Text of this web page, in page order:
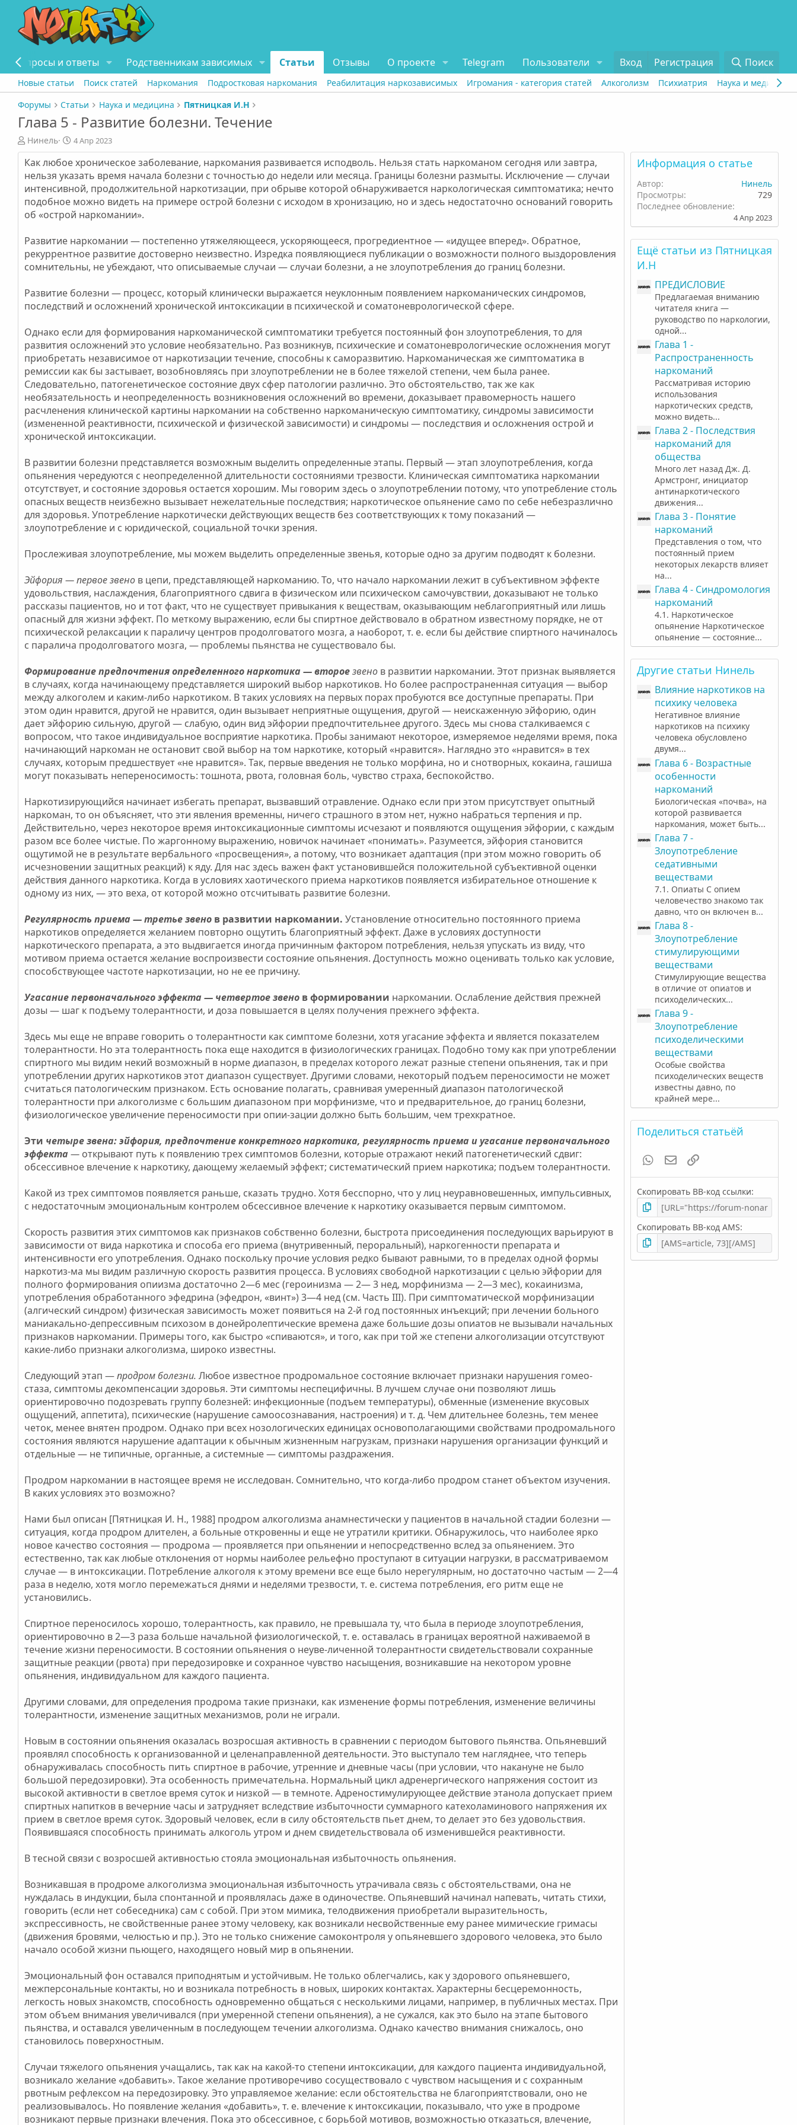
Вопросы и ответы Родственникам зависимых Статьи Отзывы О проекте Telegram Пользователи Вход Регистрация Поиск
Новые статьи Поиск статей Наркомания Подростковая наркомания Реабилитация наркозависимых Игромания - категория статей Алкоголизм Психиатрия
Наука и медицина
Форумы
Статьи Наука и медицина Пятницкая И.Н
Глава 5 - Развитие болезни. Течение
А
в
т
о
р
Нинель
Д
а
т
а
п
у
б
л
к
а
ц
4 Апр 2023
Как любое хроническое заболевание, наркомания развивается исподволь. Нельзя стать наркоманом сегодня или завтра,
нельзя указать время начала болезни с точностью до недели или месяца. Границы болезни размыты. Исключение — случаи
интенсивной, продолжительной наркотизации, при обрыве которой обнаруживается наркологическая симптоматика; нечто
подобное можно видеть на примере острой болезни с исходом в хронизацию, но и здесь недостаточно оснований говорить
об «острой наркомании».
Развитие наркомании — постепенно утяжеляющееся, ускоряющееся, прогредиентное — «идущее вперед». Обратное,
рекуррентное развитие достоверно неизвестно. Изредка появляющиеся публикации о возможности полного выздоровления
сомнительны, не убеждают, что описываемые случаи — случаи болезни, а не злоупотребления до границ болезни.
Развитие болезни — процесс, который клинически выражается неуклонным появлением наркоманических синдромов,
последствий и осложнений хронической интоксикации в психической и соматоневрологической сфере.
Однако если для формирования наркоманической симптоматики требуется постоянный фон злоупотребления, то для
развития осложнений это условие необязательно. Раз возникнув, психические и соматоневрологические осложнения могут
приобретать независимое от наркотизации течение, способны к саморазвитию. Наркоманическая же симптоматика в
ремиссии как бы застывает, возобновляясь при злоупотреблении не в более тяжелой степени, чем была ранее.
Следовательно, патогенетическое состояние двух сфер патологии различно. Это обстоятельство, так же как
необязательность и неопределенность возникновения осложнений во времени, доказывает правомерность нашего
расчленения клинической картины наркомании на собственно наркоманическую симптоматику, синдромы зависимости
(измененной реактивности, психической и физической зависимости) и синдромы — последствия и осложнения острой и
хронической интоксикации.
В развитии болезни представляется возможным выделить определенные этапы. Первый — этап злоупотребления, когда
опьянения чередуются с неопределенной длительности состояниями трезвости. Клиническая симптоматика наркомании
отсутствует, и состояние здоровья остается хорошим. Мы говорим здесь о злоупотреблении потому, что употребление столь
опасных веществ неизбежно вызывает нежелательные последствия; наркотическое опьянение само по себе небезразлично
для здоровья. Употребление наркотически действующих веществ без соответствующих к тому показаний —
злоупотребление и с юридической, социальной точки зрения.
Прослеживая злоупотребление, мы можем выделить определенные звенья, которые одно за другим подводят к болезни.
Эйфория — первое звено в цепи, представляющей наркоманию. То, что начало наркомании лежит в субъективном эффекте
удовольствия, наслаждения, благоприятного сдвига в физическом или психическом самочувствии, доказывают не только
рассказы пациентов, но и тот факт, что не существует привыкания к веществам, оказывающим неблагоприятный или лишь
опасный для жизни эффект. По меткому выражению, если бы спиртное действовало в обратном известному порядке, не от
психической релаксации к параличу центров продолговатого мозга, а наоборот, т. е. если бы действие спиртного начиналось
с паралича продолговатого мозга, — проблемы пьянства не существовало бы.
Формирование предпочтения определенного наркотика — второезвено в развитии наркомании. Этот признак выявляется
в случаях, когда начинающему представляется широкий выбор наркотиков. Но более распространенная ситуация — выбор
между алкоголем и каким-либо наркотиком. В таких условиях на первых порах пробуются все доступные препараты. При
этом один нравится, другой не нравится, один вызывает неприятные ощущения, другой — неискаженную эйфорию, один
дает эйфорию сильную, другой — слабую, один вид эйфории предпочтительнее другого. Здесь мы снова сталкиваемся с
вопросом, что такое индивидуальное восприятие наркотика. Пробы занимают некоторое, измеряемое неделями время, пока
начинающий наркоман не остановит свой выбор на том наркотике, который «нравится». Наглядно это «нравится» в тех
случаях, которым предшествует «не нравится». Так, первые введения не только морфина, но и снотворных, кокаина, гашиша
могут показывать непереносимость: тошнота, рвота, головная боль, чувство страха, беспокойство.
Наркотизирующийся начинает избегать препарат, вызвавший отравление. Однако если при этом присутствует опытный
наркоман, то он объясняет, что эти явления временны, ничего страшного в этом нет, нужно набраться терпения и пр.
Действительно, через некоторое время интоксикационные симптомы исчезают и появляются ощущения эйфории, с каждым
разом все более чистые. По жаргонному выражению, новичок начинает «понимать». Разумеется, эйфория становится
ощутимой не в результате вербального «просвещения», а потому, что возникает адаптация (при этом можно говорить об
исчезновении защитных реакций) к яду. Для нас здесь важен факт установившейся положительной субъективной оценки
действия данного наркотика. Когда в условиях хаотического приема наркотиков появляется избирательное отношение к
одному из них, — это веха, от которой можно отсчитывать развитие болезни.
Регулярность приема — третье звено в развитии наркомании.Установление относительно постоянного приема
наркотиков определяется желанием повторно ощутить благоприятный эффект. Даже в условиях доступности
наркотического препарата, а это выдвигается иногда причинным фактором потребления, нельзя упускать из виду, что
мотивом приема остается желание воспроизвести состояние опьянения. Доступность можно оценивать только как условие,
способствующее частоте наркотизации, но не ее причину.
Угасание первоначального эффекта — четвертое звено в формировании наркомании. Ослабление действия прежней
дозы — шаг к подъему толерантности, и доза повышается в целях получения прежнего эффекта.
Здесь мы еще не вправе говорить о толерантности как симптоме болезни, хотя угасание эффекта и является показателем
толерантности. Но эта толерантность пока еще находится в физиологических границах. Подобно тому как при употреблении
спиртного мы видим некий возможный в норме диапазон, в пределах которого лежат разные степени опьянения, так и при
употреблении других наркотиков этот диапазон существует. Другими словами, некоторый подъем переносимости не может
считаться патологическим признаком. Есть основание полагать, сравнивая умеренный диапазон патологической
толерантности при алкоголизме с большим диапазоном при морфинизме, что и предварительное, до границ болезни,
физиологическое увеличение переносимости при опии-зации должно быть большим, чем трехкратное.
Эти четыре звена: эйфория, предпочтение конкретного наркотика, регулярность приема и угасание первоначального
эффекта— открывают путь к появлению трех симптомов болезни, которые отражают некий патогенетический сдвиг:
обсессивное влечение к наркотику, дающему желаемый эффект; систематический прием наркотика; подъем толерантности.
Какой из трех симптомов появляется раньше, сказать трудно. Хотя бесспорно, что у лиц неуравновешенных, импульсивных,
с недостаточным эмоциональным контролем обсессивное влечение к наркотику оказывается первым симптомом.
Скорость развития этих симптомов как признаков собственно болезни, быстрота присоединения последующих варьируют в
зависимости от вида наркотика и способа его приема (внутривенный, пероральный), наркогенности препарата и
интенсивности его употребления. Однако поскольку прочие условия редко бывают равными, то в пределах одной формы
наркотиз-ма мы видим различную скорость развития процесса. В условиях свободной наркотизации с целью эйфории для
полного формирования опиизма достаточно 2—6 мес (героинизма — 2— 3 нед, морфинизма — 2—3 мес), кокаинизма,
употребления обработанного эфедрина (эфедрон, «винт») 3—4 нед (см. Часть III). При симптоматической морфинизации
(алгический синдром) физическая зависимость может появиться на 2-й год постоянных инъекций; при лечении больного
маниакально-депрессивным психозом в донейролептические времена даже большие дозы опиатов не вызывали начальных
признаков наркомании. Примеры того, как быстро «спиваются», и того, как при той же степени алкоголизации отсутствуют
какие-либо признаки алкоголизма, широко известны.
Следующий этап —продром болезни.Любое известное продромальное состояние включает признаки нарушения гомео-
стаза, симптомы декомпенсации здоровья. Эти симптомы неспецифичны. В лучшем случае они позволяют лишь
ориентировочно подозревать группу болезней: инфекционные (подъем температуры), обменные (изменение вкусовых
ощущений, аппетита), психические (нарушение самоосознавания, настроения) и т. д. Чем длительнее болезнь, тем менее
четок, менее внятен продром. Однако при всех нозологических единицах основополагающими свойствами продромального
состояния являются нарушение адаптации к обычным жизненным нагрузкам, признаки нарушения организации функций и
отдельные — не типичные, органные, а системные — симптомы раздражения.
Продром наркомании в настоящее время не исследован. Сомнительно, что когда-либо продром станет объектом изучения.
В каких условиях это возможно?
Нами был описан [Пятницкая И. Н., 1988] продром алкоголизма анамнестически у пациентов в начальной стадии болезни —
ситуация, когда продром длителен, а больные откровенны и еще не утратили критики. Обнаружилось, что наиболее ярко
новое качество состояния — продрома — проявляется при опьянении и непосредственно вслед за опьянением. Это
естественно, так как любые отклонения от нормы наиболее рельефно проступают в ситуации нагрузки, в рассматриваемом
случае — в интоксикации. Потребление алкоголя к этому времени все еще было нерегулярным, но достаточно частым — 2—4
раза в неделю, хотя могло перемежаться днями и неделями трезвости, т. е. система потребления, его ритм еще не
установились.
Спиртное переносилось хорошо, толерантность, как правило, не превышала ту, что была в периоде злоупотребления,
ориентировочно в 2—3 раза больше начальной физиологической, т. е. оставалась в границах вероятной наживаемой в
течение жизни переносимости. В состоянии опьянения о неуве-личенной толерантности свидетельствовали сохранные
защитные реакции (рвота) при передозировке и сохранное чувство насыщения, возникавшие на некотором уровне
опьянения, индивидуальном для каждого пациента.
Другими словами, для определения продрома такие признаки, как изменение формы потребления, изменение величины
толерантности, изменение защитных механизмов, роли не играли.
Новым в состоянии опьянения оказалась возросшая активность в сравнении с периодом бытового пьянства. Опьяневший
проявлял способность к организованной и целенаправленной деятельности. Это выступало тем нагляднее, что теперь
обнаруживалась способность пить спиртное в рабочие, утренние и дневные часы (при условии, что накануне не было
большой передозировки). Эта особенность примечательна. Нормальный цикл адренергического напряжения состоит из
высокой активности в светлое время суток и низкой — в темноте. Адреностимулирующее действие этанола допускает прием
спиртных напитков в вечерние часы и затрудняет вследствие избыточности суммарного катехоламинового напряжения их
прием в светлое время суток. Здоровый человек, если в силу обстоятельств пьет днем, то делает это без удовольствия.
Появившаяся способность принимать алкоголь утром и днем свидетельствовала об изменившейся реактивности.
В тесной связи с возросшей активностью стояла эмоциональная избыточность опьянения.
Возникавшая в продроме алкоголизма эмоциональная избыточность утрачивала связь с обстоятельствами, она не
нуждалась в индукции, была спонтанной и проявлялась даже в одиночестве. Опьяневший начинал напевать, читать стихи,
говорить (если нет собеседника) сам с собой. При этом мимика, телодвижения приобретали выразительность,
экспрессивность, не свойственные ранее этому человеку, как возникали несвойственные ему ранее мимические гримасы
(движения бровями, челюстью и пр.). Это не только снижение самоконтроля у опьяневшего здорового человека, это было
начало особой жизни пьющего, находящего новый мир в опьянении.
Эмоциональный фон оставался приподнятым и устойчивым. Не только облегчались, как у здорового опьяневшего,
межперсональные контакты, но и возникала потребность в новых, широких контактах. Характерны бесцеремонность,
легкость новых знакомств, способность одновременно общаться с несколькими лицами, например, в публичных местах. При
этом объем внимания увеличивался (при умеренной степени опьянения), а не сужался, как это было на этапе бытового
пьянства, и оставался увеличенным в последующем течении алкоголизма. Однако качество внимания снижалось, оно
становилось поверхностным.
Случаи тяжелого опьянения учащались, так как на какой-то степени интоксикации, для каждого пациента индивидуальной,
возникало желание «добавить». Такое желание противоречиво сосуществовало с чувством насыщения и с сохранным
рвотным рефлексом на передозировку. Это управляемое желание: если обстоятельства не благоприятствовали, оно не
реализовывалось. Но появление желания «добавить», т. е. влечение к интоксикации, показывало, что уже в продроме
возникают первые признаки влечения. Пока это обсессивное, с борьбой мотивов, возможностью отказаться, влечение,
Информация о статье
Автор
Нинель
Просмотры
729
Последнее обновление
4 Апр 2023
Ещё статьи из Пятницкая
И.Н
ПРЕДИСЛОВИЕ
Предлагаемая вниманию
читателя книга —
руководство по наркологии,
одной...
Глава 1 -
Распространенность
наркоманий
Рассматривая историю
использования
наркотических средств,
можно видеть...
Глава 2 - Последствия
наркоманий для
общества
Много лет назад Дж. Д.
Армстронг, инициатор
антинаркотического
движения...
Глава 3 - Понятие
наркоманий
Представления о том, что
постоянный прием
некоторых лекарств влияет
на...
Глава 4 - Синдромология
наркоманий
4.1. Наркотическое
опьянение Наркотическое
опьянение — состояние...
Другие статьи Нинель
Влияние наркотиков на
психику человека
Негативное влияние
наркотиков на психику
человека обусловлено
двумя...
Глава 6 - Возрастные
особенности
наркоманий
Биологическая «почва», на
которой развивается
наркомания, может быть...
Глава 7 -
Злоупотребление
седативными
веществами
7.1. Опиаты С опием
человечество знакомо так
давно, что он включен в...
Глава 8 -
Злоупотребление
стимулирующими
веществами
Стимулирующие вещества
в отличие от опиатов и
психоделических...
Глава 9 -
Злоупотребление
психоделическими
веществами
Особые свойства
психоделических веществ
известны давно, по
крайней мере...
Поделиться статьёй
WhatsAppЭлектронная почта
Скопировать BB-код ссылки
Скопировать BB-код AMS